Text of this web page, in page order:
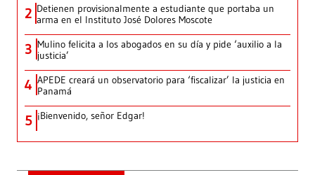
2 Detienen provisionalmente a estudiante que portaba un
arma en el Instituto José Dolores Moscote
3 Mulino felicita a los abogados en su día y pide ‘auxilio a la
justicia’
4 APEDE creará un observatorio para ‘fiscalizar’ la justicia en
Panamá
5 ¡Bienvenido, señor Edgar!